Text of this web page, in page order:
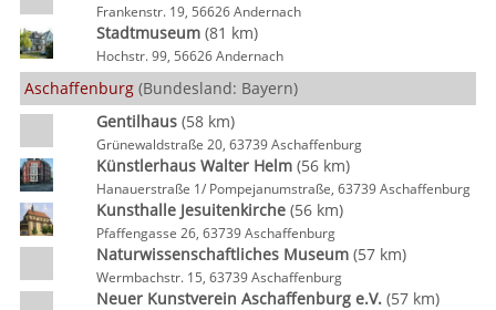
Frankenstr. 19, 56626 Andernach
Stadtmuseum(81 km)
Hochstr. 99, 56626 Andernach
Aschaffenburg (Bundesland: Bayern)
Gentilhaus(58 km)
Grünewaldstraße 20, 63739 Aschaffenburg
Künstlerhaus Walter Helm(56 km)
Hanauerstraße 1/ Pompejanumstraße, 63739 Aschaffenburg
Kunsthalle Jesuitenkirche(56 km)
Pfaffengasse 26, 63739 Aschaffenburg
Naturwissenschaftliches Museum(57 km)
Wermbachstr. 15, 63739 Aschaffenburg
Neuer Kunstverein Aschaffenburg e.V.(57 km)